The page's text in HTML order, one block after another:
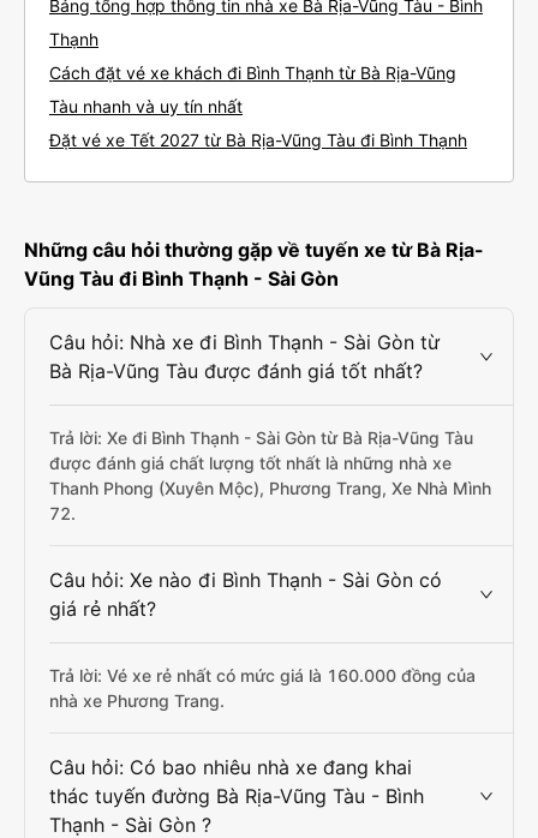
Bảng tổng hợp thông tin nhà xe Bà Rịa-Vũng Tàu - Bình
Thạnh
Cách đặt vé xe khách đi Bình Thạnh từ Bà Rịa-Vũng
Tàu nhanh và uy tín nhất
Đặt vé xe Tết 2027 từ Bà Rịa-Vũng Tàu đi Bình Thạnh
Những câu hỏi thường gặp về tuyến xe từ Bà Rịa-
Vũng Tàu đi Bình Thạnh - Sài Gòn
Câu hỏi: Nhà xe đi Bình Thạnh - Sài Gòn từ
Bà Rịa-Vũng Tàu được đánh giá tốt nhất?
Trả lời: Xe đi Bình Thạnh - Sài Gòn từ Bà Rịa-Vũng Tàu
được đánh giá chất lượng tốt nhất là những nhà xe
Thanh Phong (Xuyên Mộc), Phương Trang, Xe Nhà Mình
72.
Câu hỏi: Xe nào đi Bình Thạnh - Sài Gòn có
giá rẻ nhất?
Trả lời: Vé xe rẻ nhất có mức giá là 160.000 đồng của
nhà xe Phương Trang.
Câu hỏi: Có bao nhiêu nhà xe đang khai
thác tuyến đường Bà Rịa-Vũng Tàu - Bình
Thạnh - Sài Gòn ?